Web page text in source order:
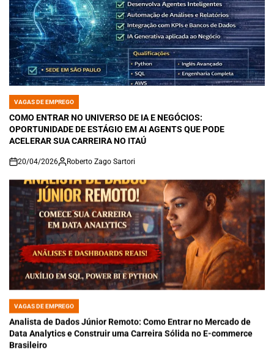
POSTED
IN
VAGAS DE EMPREGO
COMO ENTRAR NO UNIVERSO DE IA E NEGÓCIOS:
OPORTUNIDADE DE ESTÁGIO EM AI AGENTS QUE PODE
ACELERAR SUA CARREIRA NO ITAÚ
on
20/04/2026 Roberto Zago Sartori
POSTED
IN
VAGAS DE EMPREGO
Analista de Dados Júnior Remoto: Como Entrar no Mercado de
Data Analytics e Construir uma Carreira Sólida no E-commerce
Brasileiro